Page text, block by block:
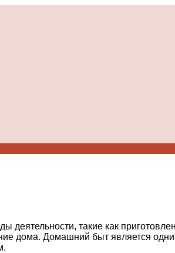
такие как
дома. Домашний быт является